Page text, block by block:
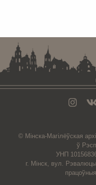
© Мiнска-Магiлёўская
ў
УНП
г. Мінск, вул.